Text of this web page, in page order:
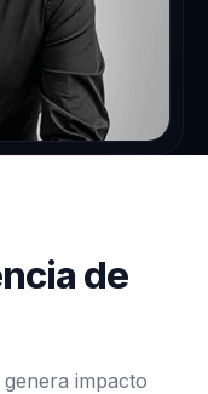
de
impacto